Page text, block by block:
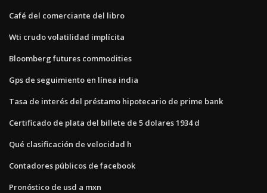
Café del comerciante del libro
Wti crudo volatilidad implícita
Bloomberg futures commodities
Gps de seguimiento en línea india
Tasa de interés del préstamo hipotecario de prime bank
Certificado de plata del billete de 5 dolares 1934 d
Qué clasificación de velocidad h
Contadores públicos de facebook
Pronóstico de usd a mxn